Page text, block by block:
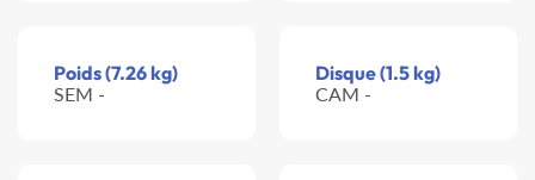
Poids (7.26 kg)
SEM -
Disque (1.5 kg)
CAM -